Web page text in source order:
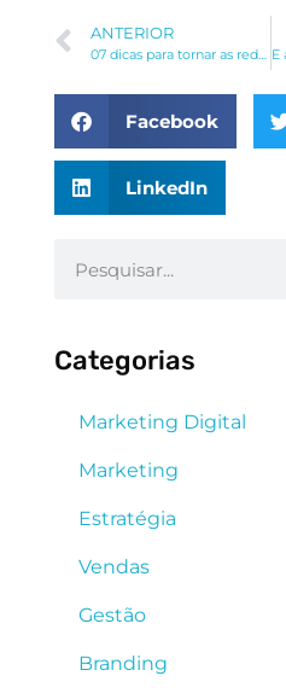
ANTERIOR
07 dicas para tornar as redes sociais da sua empresa mais atrativas
Facebook
LinkedIn
Categorias
Marketing Digital
Marketing
Estratégia
Vendas
Gestão
Branding